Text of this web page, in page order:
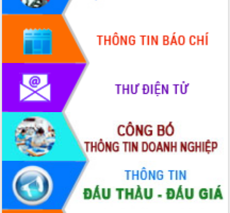
Khơi thông điểm nghẽn, đẩy nhanh
giải ngân vốn khắc phục thiên tai
HĐND tỉnh thông qua điều chỉnh Quy
hoạch tỉnh thời kỳ 2021-2030
Hội thảo góp ý hồ sơ điều chỉnh quy
hoạch tỉnh Đắk Lắk thời kỳ 2021-2030,
tầm nhìn đến năm 2050
Nâng cao hiệu quả hoạt động của các
doanh nghiệp nhà nước
Hội nghị triển khai kết nối mạng
truyền số liệu chuyên dùng phục vụ cơ
quan Đảng, Nhà nước
Lễ phát động chuỗi hoạt động chung
tay làm sạch môi trường
Xã Ea Kar bước chuyển mình trong
công tác cải cách hành chính mô hình
mới
UBND tỉnh họp báo định kỳ tháng 4
năm 2026